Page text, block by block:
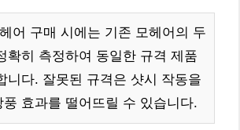
어 구매 시에는 기존 모헤어의 두
확히 측정하여 동일한 규격 제품
니다. 잘못된 규격은 샷시 작동을
풍 효과를 떨어뜨릴 수 있습니다.